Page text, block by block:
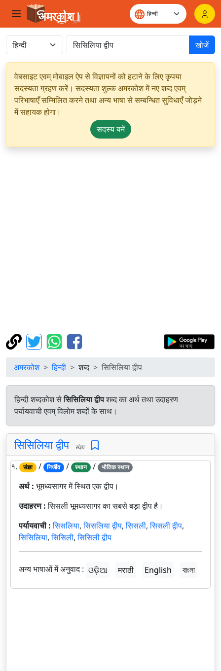
खोजें
वेबसाइट एवम् मोबाइल ऐप से विज्ञापनों को हटाने के लिए कृपया
सदस्यता ग्रहण करें। सदस्यता शुल्क अमरकोश में नए शब्द एवम्
परिभाषाएँ सम्मिलित करने तथा अन्य भाषा से सम्बन्धित सुविधाएँ जोड़ने
में सहायक होगा।
सदस्य बनें
अमरकोश हिन्दी शब्द सिसिलिया द्वीप
हिन्दी शब्दकोश सेसिसिलिया द्वीपशब्द का अर्थ तथा उदाहरण
पर्यायवाची एवम् विलोम शब्दों के साथ।
सिसिलिया द्वीप संज्ञा
१. संज्ञा / निर्जीव / स्थान / भौतिक स्थान
अर्थ : भूमध्यसागर में स्थित एक द्वीप।
उदाहरण :सिसली भूमध्यसागर का सबसे बड़ा द्वीप है।
पर्यायवाची :सिसलिया,सिसलिया द्वीप,सिसली,सिसली द्वीप,
सिसिलिया,सिसिली,सिसिली द्वीप
अन्य भाषाओं में अनुवाद : ଓଡ଼ିଆ मराठी English বাংলা